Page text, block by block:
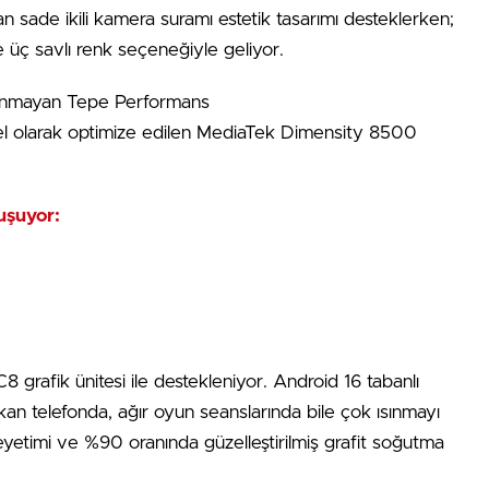
sade ikili kamera suramı estetik tasarımı desteklerken;
savlı renk seçeneğiyle geliyor.
Tepe Performans
olarak optimize edilen MediaTek Dimensity 8500
grafik ünitesi ile destekleniyor. Android 16 tabanlı
telefonda, ağır oyun seanslarında bile çok ısınmayı
ve %90 oranında güzelleştirilmiş grafit soğutma